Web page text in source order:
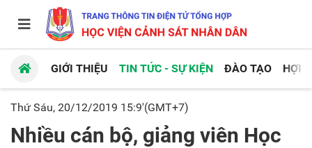
GIỚI THIỆU TIN TỨC - SỰ KIỆN ĐÀO TẠO HỢP
Thứ Sáu, 20/12/2019 15:9'(GMT+7)
Nhiều cán bộ, giảng viên Học